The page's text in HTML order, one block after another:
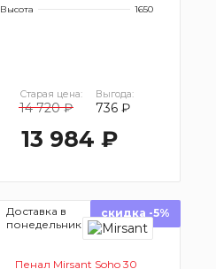
Высота
1650
Старая цена:
14 720 ₽
Выгода:
736 ₽
13 984 ₽
Доставка в
понедельник
скидка -5%
Пенал Mirsant Soho 30